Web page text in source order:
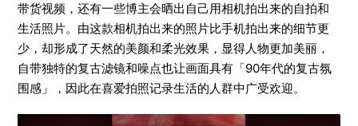
带货视频，还有一些博主会晒出自己用相机拍出来的自拍和
生活照片。由这款相机拍出来的照片比手机拍出来的细节更
少，却形成了天然的美颜和柔光效果，显得人物更加美丽，
自带独特的复古滤镜和噪点也让画面具有「90年代的复古氛
围感」，因此在喜爱拍照记录生活的人群中广受欢迎。